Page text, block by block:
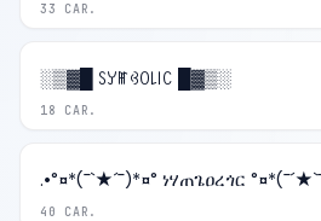
33 CAR.
18 CAR.
░▒▓█ ꇙꌦꂵꃳꄲ꒒꒐ꉔ █▓▒░
40 CAR.
.•°¤*(¯`★´¯)*¤° ነሃጠጌዐረጎር